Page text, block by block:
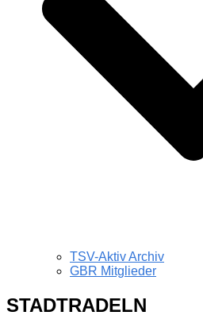
TSV-Aktiv Archiv
GBR Mitglieder
STADTRADELN